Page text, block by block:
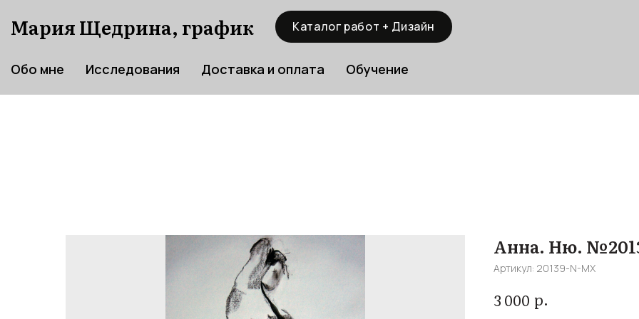
Мария Щедрина, график Каталог работ + Дизайн
Обо мне Исследования Доставка и оплата Обучение
Анна. Ню.
Артикул: 20139-N-MX
3 000 р.